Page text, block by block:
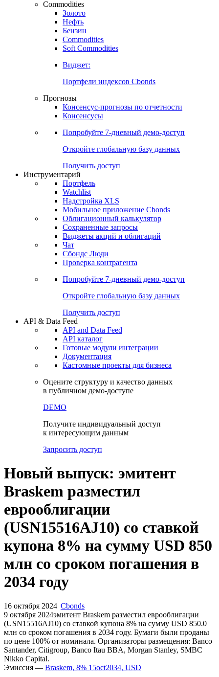
Commodities
Золото
Нефть
Бензин
Commodities
Soft Commodities
Виджет:
Портфели индексов Cbonds
Прогнозы
Консенсус-прогнозы по отчетности
Консенсусы
Попробуйте 7-дневный демо-доступ
Откройте глобальную базу данных
Получить доступ
Инструментарий
Портфель
Watchlist
Надстройка XLS
Мобильное приложение Cbonds
Облигационный калькулятор
Сохраненные запросы
Виджеты акций и облигаций
Чат
Сбондс Люди
Проверка контрагента
Попробуйте 7-дневный демо-доступ
Откройте глобальную базу данных
Получить доступ
API & Data Feed
API and Data Feed
API каталог
Готовые модули интеграции
Документация
Кастомные проекты для бизнеса
Оцените структуру и качество данных
в публичном демо-доступе
DEMO
Получите индивидуальный доступ
к интересующим данным
Запросить доступ
Новый выпуск: эмитент
Braskem разместил
еврооблигации
(USN15516AJ10) со ставкой
купона 8% на сумму USD 850
млн со сроком погашения в
2034 году
16 октября 2024 Cbonds
9 октября 2024эмитент Braskem разместил еврооблигации
(USN15516AJ10) cо ставкой купона 8% на сумму USD 850.0
млн со сроком погашения в 2034 году. Бумаги были проданы
по цене 100% от номинала. Организаторы размещения: Banco
Santander, Citigroup, Banco Itau BBA, Morgan Stanley, SMBC
Nikko Capital.
Эмиссия — Braskem, 8% 15oct2034, USD